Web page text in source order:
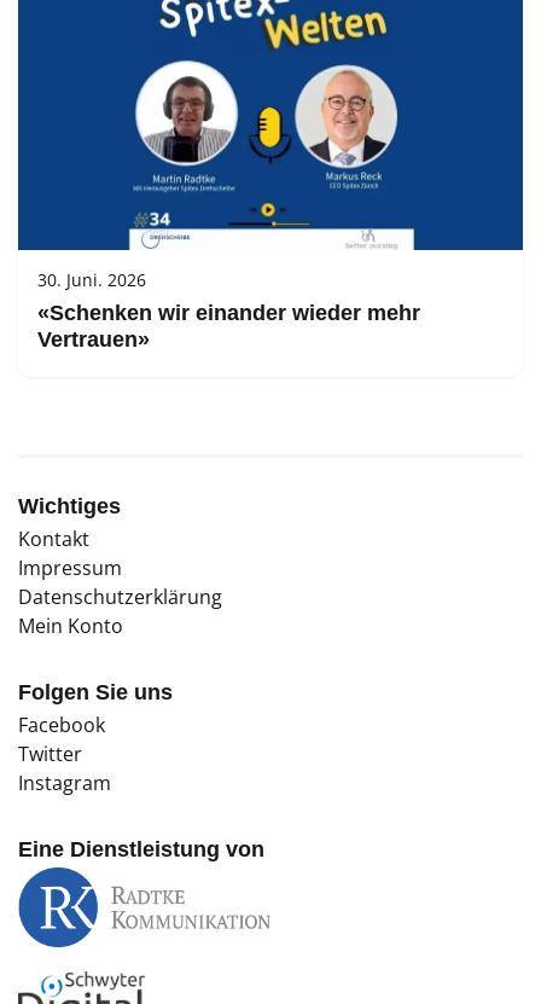
30. Juni. 2026
«Schenken wir einander wieder mehr
Vertrauen»
Wichtiges
Kontakt
Impressum
Datenschutzerklärung
Mein Konto
Folgen Sie uns
Facebook
Twitter
Instagram
Eine Dienstleistung von